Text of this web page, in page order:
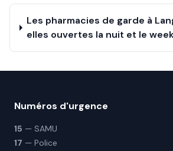
Les pharmacies de garde à
elles ouvertes la nuit et le
Numéros d'urgence
15 — SAMU
17 — Police